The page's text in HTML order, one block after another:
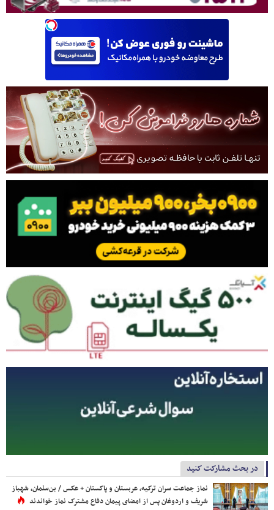
در بحث مشارکت کنید
نماز جماعت سران ترکیه، عربستان و پاکستان + عکس / بن‌سلمان، شهباز
شریف و اردوغان پس از امضای پیمان دفاع مشترک نماز خواندند